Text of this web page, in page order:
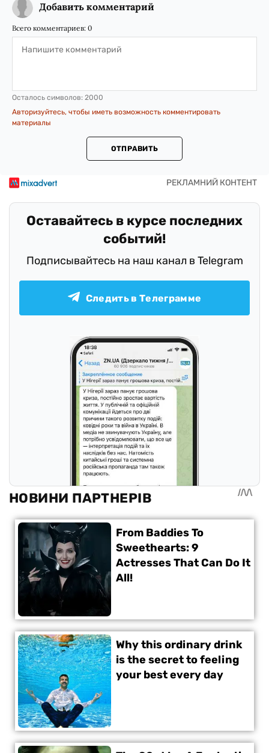
Добавить комментарий
Всего комментариев: 0
Осталось символов: 2000
Авторизуйтесь, чтобы иметь возможность комментировать
материалы
ОТПРАВИТЬ
Оставайтесь в курсе последних
событий!
Подписывайтесь на наш канал в Telegram
Следить в Телеграмме